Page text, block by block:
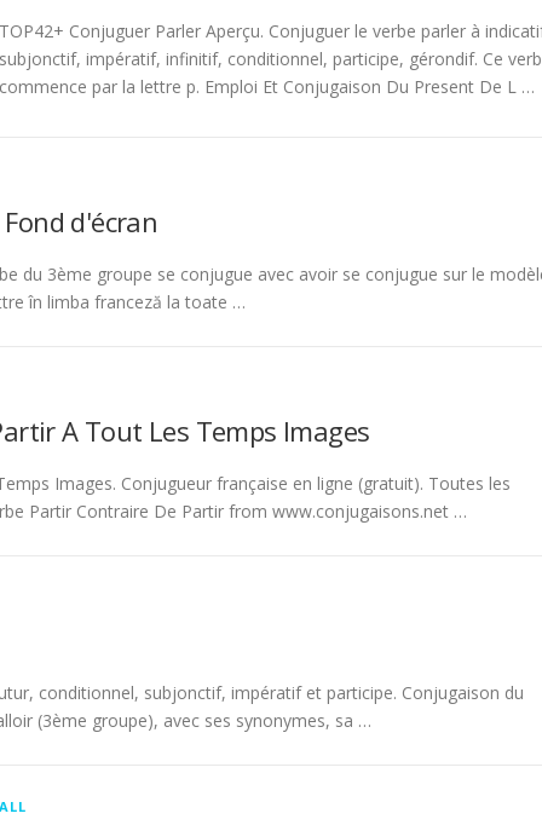
TOP42+ Conjuguer Parler Aperçu. Conjuguer le verbe parler à
subjonctif, impératif, infinitif, conditionnel, participe, gérondif. Ce
commence par la lettre p. Emploi Et Conjugaison Du Present De L …
d'écran
du 3ème groupe se conjugue avec avoir se conjugue sur le
în limba franceză la toate …
A Tout Les Temps Images
Images. Conjugueur française en ligne (gratuit). Toutes les
Partir Contraire De Partir from www.conjugaisons.net …
conditionnel, subjonctif, impératif et participe. Conjugaison du
(3ème groupe), avec ses synonymes, sa …
ALL